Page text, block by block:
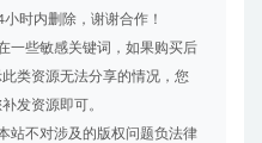
时内删除，谢谢合作！
一些敏感关键词，如果购买后
类资源无法分享的情况，您
发资源即可。
站不对涉及的版权问题负法律